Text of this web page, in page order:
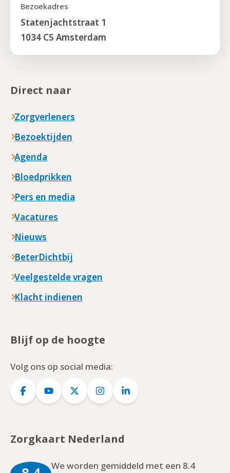
Bezoekadres
Statenjachtstraat 1
1034 CS Amsterdam
Direct naar
Zorgverleners
Bezoektijden
Agenda
Bloedprikken
Pers en media
Vacatures
Nieuws
BeterDichtbij
Veelgestelde vragen
Klacht indienen
Blijf op de hoogte
Volg ons op social media:
Logo
Logo
Logo
Logo
Logo
Zorgkaart Nederland
We worden gemiddeld met een 8.4